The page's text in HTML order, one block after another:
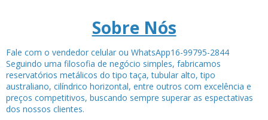
Sobre Nós
Fale com o vendedor celular ou WhatsApp16-99795-2844
Seguindo uma filosofia de negócio simples, fabricamos
reservatórios metálicos do tipo taça, tubular alto, tipo
australiano, cilíndrico horizontal, entre outros com excelência e
preços competitivos, buscando sempre superar as espectativas
dos nossos clientes.